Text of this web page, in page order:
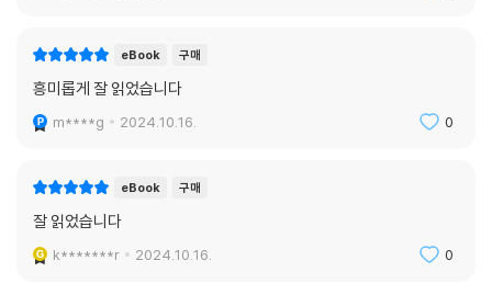
eBook 구매
흥미롭게 잘 읽었습니다
m****g 2024.10.16. 0
eBook 구매
잘 읽었습니다
k*******r 2024.10.16. 0